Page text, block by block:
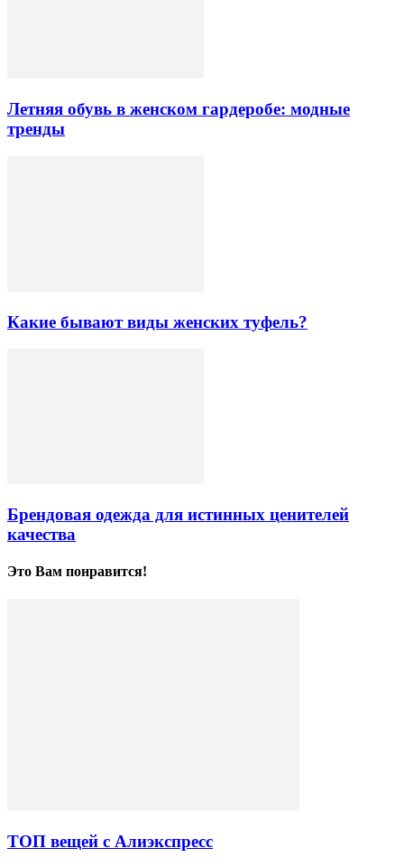
Летняя обувь в женском гардеробе: модные
тренды
Какие бывают виды женских туфель?
Брендовая одежда для истинных ценителей
качества
Это Вам понравится!
ТОП вещей с Алиэкспресс